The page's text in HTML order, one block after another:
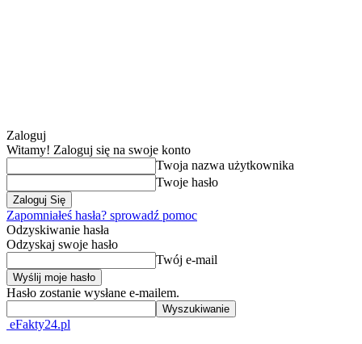
Zaloguj
Witamy! Zaloguj się na swoje konto
Twoja nazwa użytkownika
Twoje hasło
Zapomniałeś hasła? sprowadź pomoc
Odzyskiwanie hasła
Odzyskaj swoje hasło
Twój e-mail
Hasło zostanie wysłane e-mailem.
eFakty24.pl